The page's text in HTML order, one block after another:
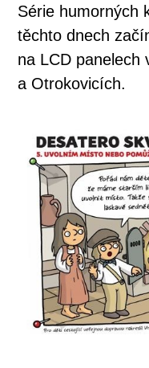
Série humorných
těchto dnech
na LCD panelech
a Otrokovicích.